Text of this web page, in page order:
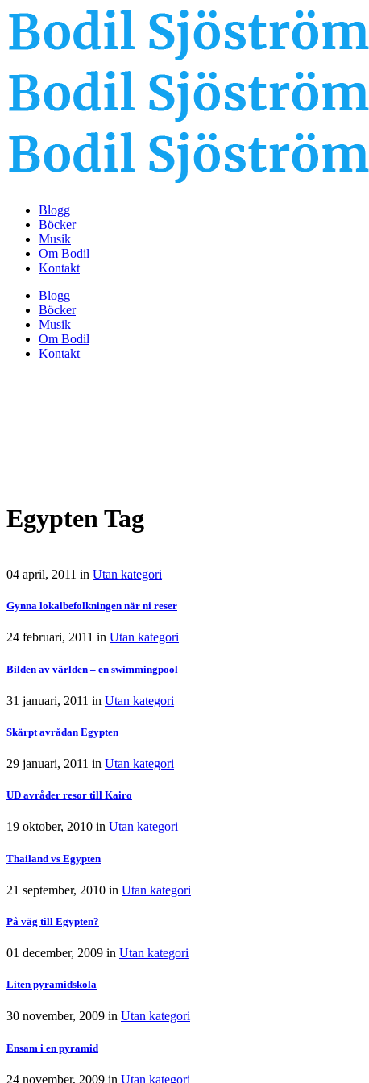
Blogg
Böcker
Musik
Om Bodil
Kontakt
Blogg
Böcker
Musik
Om Bodil
Kontakt
Egypten Tag
04 april, 2011 in Utan kategori
Gynna lokalbefolkningen när ni reser
24 februari, 2011 in Utan kategori
Bilden av världen – en swimmingpool
31 januari, 2011 in Utan kategori
Skärpt avrådan Egypten
29 januari, 2011 in Utan kategori
UD avråder resor till Kairo
19 oktober, 2010 in Utan kategori
Thailand vs Egypten
21 september, 2010 in Utan kategori
På väg till Egypten?
01 december, 2009 in Utan kategori
Liten pyramidskola
30 november, 2009 in Utan kategori
Ensam i en pyramid
24 november, 2009 in Utan kategori